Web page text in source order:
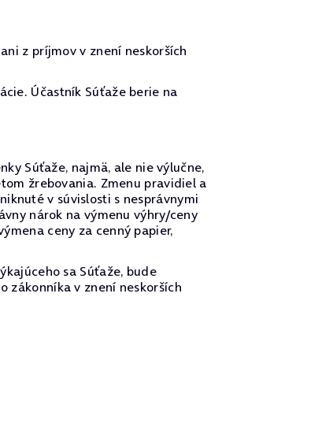
z príjmov v znení neskorších
Účastník Súťaže berie na
Súťaže, najmä, ale nie výlučne,
žrebovania. Zmenu pravidiel a
v súvislosti s nesprávnymi
nárok na výmenu výhry/ceny
ceny za cenný papier,
sa Súťaže, bude
zákonníka v znení neskorších